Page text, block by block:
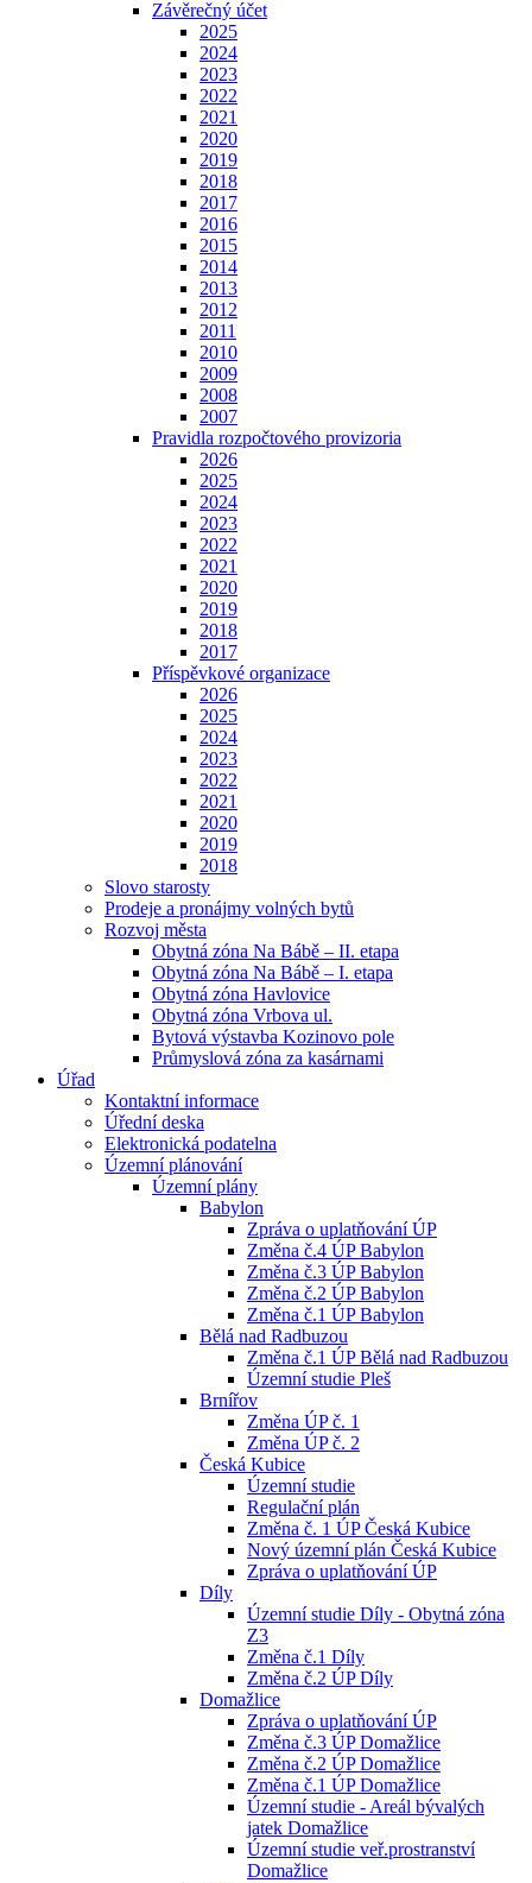
Závěrečný účet
2025
2024
2023
2022
2021
2020
2019
2018
2017
2016
2015
2014
2013
2012
2011
2010
2009
2008
2007
Pravidla rozpočtového provizoria
2026
2025
2024
2023
2022
2021
2020
2019
2018
2017
Příspěvkové organizace
2026
2025
2024
2023
2022
2021
2020
2019
2018
Slovo starosty
Prodeje a pronájmy volných bytů
Rozvoj města
Obytná zóna Na Bábě – II. etapa
Obytná zóna Na Bábě – I. etapa
Obytná zóna Havlovice
Obytná zóna Vrbova ul.
Bytová výstavba Kozinovo pole
Průmyslová zóna za kasárnami
Úřad
Kontaktní informace
Úřední deska
Elektronická podatelna
Územní plánování
Územní plány
Babylon
Zpráva o uplatňování ÚP
Změna č.4 ÚP Babylon
Změna č.3 ÚP Babylon
Změna č.2 ÚP Babylon
Změna č.1 ÚP Babylon
Bělá nad Radbuzou
Změna č.1 ÚP Bělá nad Radbuzou
Územní studie Pleš
Brnířov
Změna ÚP č. 1
Změna ÚP č. 2
Česká Kubice
Územní studie
Regulační plán
Změna č. 1 ÚP Česká Kubice
Nový územní plán Česká Kubice
Zpráva o uplatňování ÚP
Díly
Územní studie Díly - Obytná zóna
Z3
Změna č.1 Díly
Změna č.2 ÚP Díly
Domažlice
Zpráva o uplatňování ÚP
Změna č.3 ÚP Domažlice
Změna č.2 ÚP Domažlice
Změna č.1 ÚP Domažlice
Územní studie - Areál bývalých
jatek Domažlice
Územní studie veř.prostranství
Domažlice